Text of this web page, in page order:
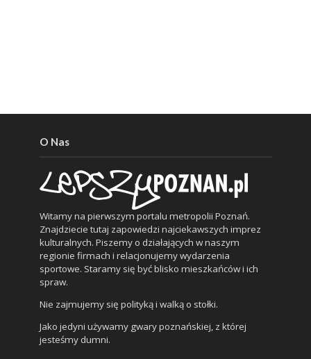
O Nas
Witamy na pierwszym portalu metropolii Poznań.
Znajdziecie tutaj zapowiedzi najciekawszych imprez
kulturalnych. Piszemy o działających w naszym
regionie firmach i relacjonujemy wydarzenia
sportowe. Staramy się być blisko mieszkańców i ich
spraw.
Nie zajmujemy się polityką i walką o stołki.
Jako jedyni używamy gwary poznańskiej, z której
jesteśmy dumni.